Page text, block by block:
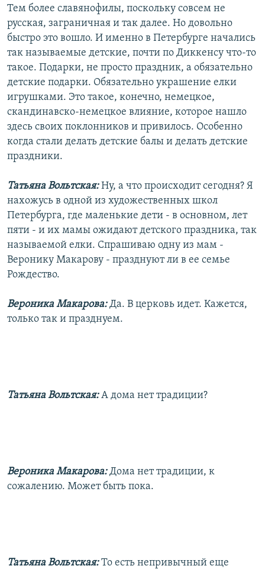
Тем более славянофилы, поскольку совсем не
русская, заграничная и так далее. Но довольно
быстро это вошло. И именно в Петербурге начались
так называемые детские, почти по Диккенсу что-то
такое. Подарки, не просто праздник, а обязательно
детские подарки. Обязательно украшение елки
игрушками. Это такое, конечно, немецкое,
скандинавско-немецкое влияние, которое нашло
здесь своих поклонников и привилось. Особенно
когда стали делать детские балы и делать детские
праздники.
Татьяна Вольтская:Ну, а что происходит сегодня? Я
нахожусь в одной из художественных школ
Петербурга, где маленькие дети - в основном, лет
пяти - и их мамы ожидают детского праздника, так
называемой елки. Спрашиваю одну из мам -
Веронику Макарову - празднуют ли в ее семье
Рождество.
Вероника Макарова:Да. В церковь идет. Кажется,
только так и празднуем.
Татьяна Вольтская:А дома нет традиции?
Вероника Макарова:Дома нет традиции, к
сожалению. Может быть пока.
Татьяна Вольтская:То есть непривычный еще